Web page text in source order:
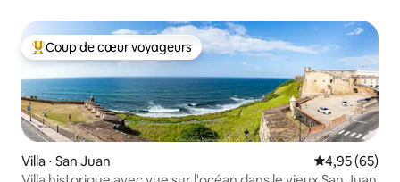
Coups de cœur voyageurs les plus appréciés
Coup de cœur voyageurs
Villa ⋅ San Juan Évaluation
4,95 (65)